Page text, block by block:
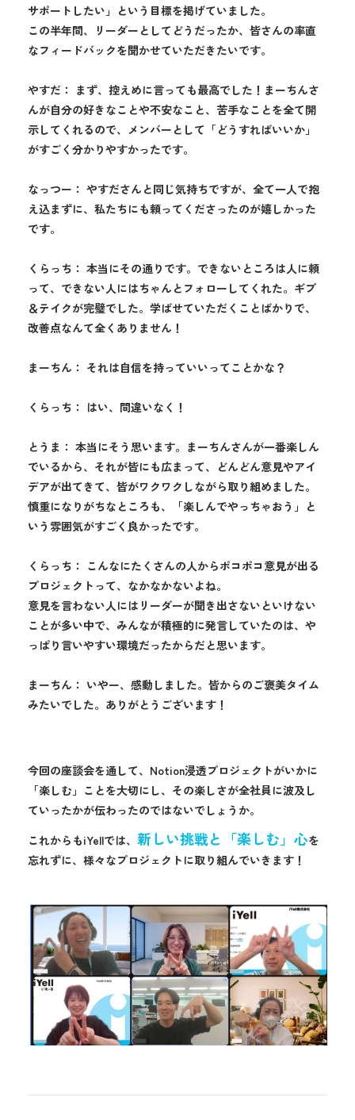
サポートしたい」という目標を掲げていました。
この半年間、リーダーとしてどうだったか、皆さんの率直
なフィードバックを聞かせていただきたいです。
やすだ： まず、控えめに言っても最高でした！まーちんさ
んが自分の好きなことや不安なこと、苦手なことを全て開
示してくれるので、メンバーとして「どうすればいいか」
がすごく分かりやすかったです。
なっつー： やすださんと同じ気持ちですが、全て一人で抱
え込まずに、私たちにも頼ってくださったのが嬉しかった
です。
くらっち： 本当にその通りです。できないところは人に頼
って、できない人にはちゃんとフォローしてくれた。ギブ
＆テイクが完璧でした。学ばせていただくことばかりで、
改善点なんて全くありません！
まーちん： それは自信を持っていいってことかな？
くらっち： はい、間違いなく！
とうま： 本当にそう思います。まーちんさんが一番楽しん
でいるから、それが皆にも広まって、どんどん意見やアイ
デアが出てきて、皆がワクワクしながら取り組めました。
慎重になりがちなところも、「楽しんでやっちゃおう」と
いう雰囲気がすごく良かったです。
くらっち： こんなにたくさんの人からポコポコ意見が出る
プロジェクトって、なかなかないよね。
意見を言わない人にはリーダーが聞き出さないといけない
ことが多い中で、みんなが積極的に発言していたのは、や
っぱり言いやすい環境だったからだと思います。
まーちん： いやー、感動しました。皆からのご褒美タイム
みたいでした。ありがとうございます！
今回の座談会を通して、Notion浸透プロジェクトがいかに
「楽しむ」ことを大切にし、その楽しさが全社員に波及し
ていったかが伝わったのではないでしょうか。
これからもiYellでは、新しい挑戦と「楽しむ」心を
忘れずに、様々なプロジェクトに取り組んでいきます！